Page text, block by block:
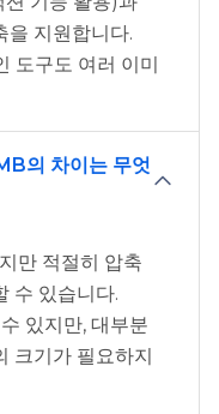
을 지원합니다.
구도 여러 이미
의 차이는 무엇
만 적절히 압축
수 있습니다.
있지만, 대부분
크기가 필요하지